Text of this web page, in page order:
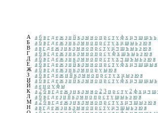
А а б в г д е ж з и й к л м н о п р с т у ф х ц ч ш щ ъ ь
Б
а б в г д е ж з и к л м н о п р с т у х ц ш ы ь э ю я
В
а в г д е ж з и к л м н о п р с т у ц ч ш ъ ы ь э ю я
Г
а б в г д е ж з и к л м н о п р с у ф х ш ъ ы ь э ю я
Д
а б в г д е ж з и к л м н о п р с т у х ч ш ъ ы ь э ю я
Е
а б в г д е ж з и й к л м н о п р с т у ф х ц ч ш щ ы я
Ж
а б в г д е ж з и к л м н о р у ы ю я
З
а б в г д е ж и й к л м н о п р с т у х ц ы э ю я
И
а б в г д е ж з и й к л м н о п р с т у ф х ц ч ш щ ы ь
Й
а е и о у ф ы
К
а 2 б в г д е ж з и к л м н о 2 3 п р с т у 2 ф х ц ч ш
Л
а б в г д е з и й к л м н о п р с т у ш ы ь э ю я
М
а 2 б в г д е ж з и к л м н о п р с т у х ц ч ш ы э ю я
Н
а в г д е ж з и к л м н о п р с т у ц ч ш ы ь э ю я